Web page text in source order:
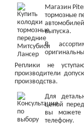
Колодки
от
Магазин
тормозные
выпуска.
В
Реплики не
производители
производства.
Для
ценой
вы можете
телефону.